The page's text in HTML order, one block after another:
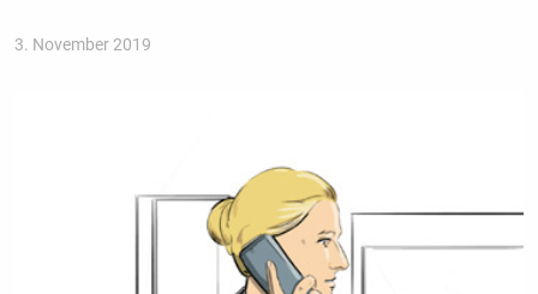
3. November 2019